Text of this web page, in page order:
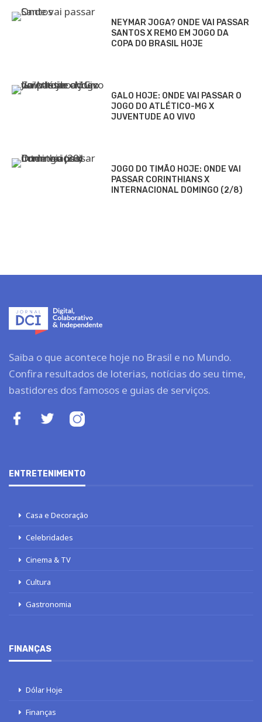
NEYMAR JOGA? ONDE VAI PASSAR
SANTOS X REMO EM JOGO DA
COPA DO BRASIL HOJE
GALO HOJE: ONDE VAI PASSAR O
JOGO DO ATLÉTICO-MG X
JUVENTUDE AO VIVO
JOGO DO TIMÃO HOJE: ONDE VAI
PASSAR CORINTHIANS X
INTERNACIONAL DOMINGO (2/8)
Saiba o que acontece hoje no Brasil e no Mundo.
Confira resultados de loterias, notícias do seu time,
bastidores dos famosos e guias de serviços.
ENTRETENIMENTO
Casa e Decoração
Celebridades
Cinema & TV
Cultura
Gastronomia
FINANÇAS
Dólar Hoje
Finanças